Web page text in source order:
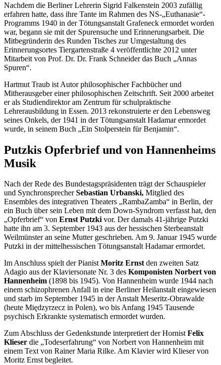
Nachdem die Berliner Lehrerin Sigrid Falkenstein 2003 zufällig
erfahren hatte, dass ihre Tante im Rahmen des NS-„Euthanasie“-
Programms 1940 in der Tötungsanstalt Grafeneck ermordet worden
war, begann sie mit der Spurensuche und Erinnerungsarbeit. Die
Mitbegründerin des Runden Tisches zur Umgestaltung des
Erinnerungsortes Tiergartenstraße 4 veröffentlichte 2012 unter
Mitarbeit von Prof. Dr. Dr. Frank Schneider das Buch „Annas
Spuren“.
Hartmut Traub ist Autor philosophischer Fachbücher und
Mitherausgeber einer philosophischen Zeitschrift. Seit 2000 arbeitet
er als Studiendirektor am Zentrum für schulpraktische
Lehrerausbildung in Essen. 2013 rekonstruierte er den Lebensweg
seines Onkels, der 1941 in der Tötungsanstalt Hadamar ermordet
wurde, in seinem Buch „Ein Stolperstein für Benjamin“.
Putzkis Opferbrief und von Hannenheims
Musik
Nach der Rede des Bundestagspräsidenten trägt der Schauspieler
und SynchronsprecherSebastian Urbanski, Mitglied des
Ensembles des integrativen Theaters „RambaZamba“ in Berlin, der
ein Buch über sein Leben mit dem Down-Syndrom verfasst hat, den
„Opferbrief“ von Ernst Putzkivor. Der damals 41-jährige Putzki
hatte ihn am 3. September 1943 aus der hessischen Sterbeanstalt
Weilmünster an seine Mutter geschrieben. Am 9. Januar 1945 wurde
Putzki in der mittelhessischen Tötungsanstalt Hadamar ermordet.
Im Anschluss spielt der PianistMoritz Ernstden zweiten Satz
Adagio aus der Klaviersonate Nr. 3 des Komponisten Norbert von
Hannenheim (1898 bis 1945). Von Hannenheim wurde 1944 nach
einem schizophrenen Anfall in eine Berliner Heilanstalt eingewiesen
und starb im September 1945 in der Anstalt Meseritz-Obrawalde
(heute Międzyrzecz in Polen), wo bis Anfang 1945 Tausende
psychisch Erkrankte systematisch ermordet wurden.
Zum Abschluss der Gedenkstunde interpretiert der HornistFelix
Klieser die „Todeserfahrung“ von Norbert von Hannenheim mit
einem Text von Rainer Maria Rilke. Am Klavier wird Klieser von
Moritz Ernst begleitet.